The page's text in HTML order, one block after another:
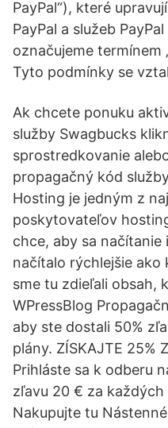
PayPal“), které
PayPal a služeb
označujeme termínem
Tyto podmínky se
Ak chcete ponuku
služby Swagbucks
sprostredkovanie
propagačný kód
Hosting je jedným z
poskytovateľov
chce, aby sa
načítalo rýchlejšie
sme tu zdieľali obsah,
WPressBlog
aby ste dostali 50%
plány. ZÍSKAJTE 25%
Prihláste sa k odberu
zľavu 20 € za
Nakupujte tu